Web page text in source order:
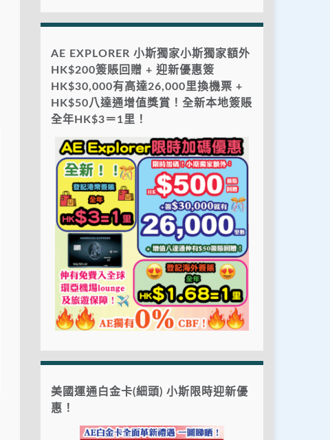
AE EXPLORER 小斯獨家小斯獨家額外
HK$200簽賬回贈 + 迎新優惠簽
HK$30,000有高達26,000里換機票 +
HK$50八達通增值獎賞！全新本地簽賬
全年HK$3＝1里！
美國運通白金卡(細頭) 小斯限時迎新優
惠！